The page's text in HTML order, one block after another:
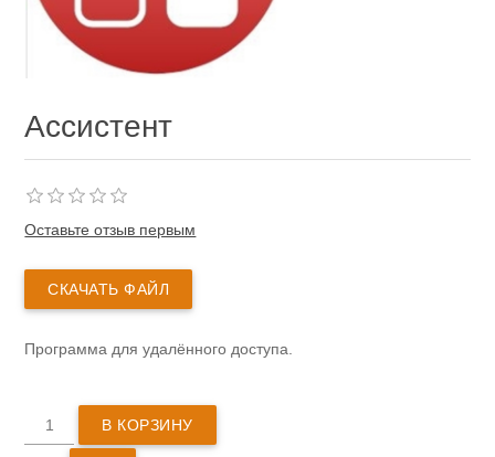
Ассистент
Оставьте отзыв первым
СКАЧАТЬ ФАЙЛ
Программа для удалённого доступа.
В КОРЗИНУ